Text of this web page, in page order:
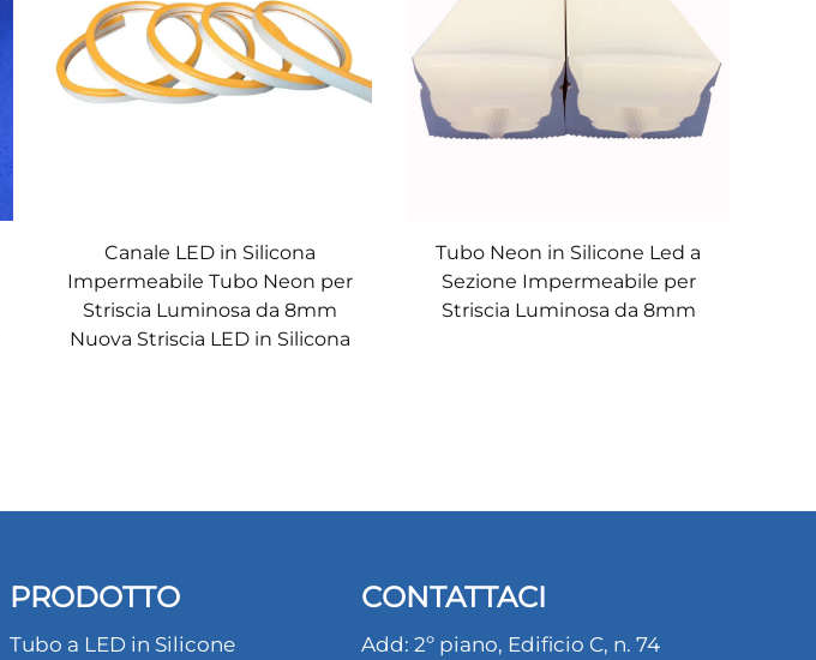
Canale LED in Silicona
Impermeabile Tubo Neon per
Striscia Luminosa da 8mm
Nuova Striscia LED in Silicona
Tubo Neon in Silicone Led a
Sezione Impermeabile per
Striscia Luminosa da 8mm
PRODOTTO
Tubo a LED in Silicone
CONTATTACI
Add: 2º piano, Edificio C, n. 74